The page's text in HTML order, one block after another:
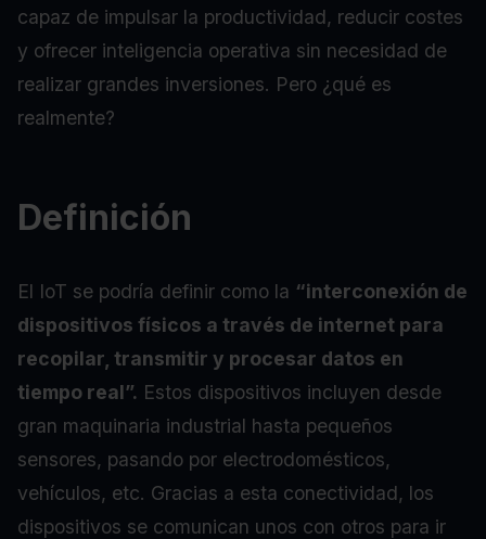
capaz de impulsar la productividad, reducir costes
y ofrecer inteligencia operativa sin necesidad de
realizar grandes inversiones. Pero ¿qué es
realmente?
Definición
El IoT se podría definir como la “interconexión de
dispositivos físicos a través de internet para
recopilar, transmitir y procesar datos en
tiempo real”. Estos dispositivos incluyen desde
gran maquinaria industrial hasta pequeños
sensores, pasando por electrodomésticos,
vehículos, etc. Gracias a esta conectividad, los
dispositivos se comunican unos con otros para ir